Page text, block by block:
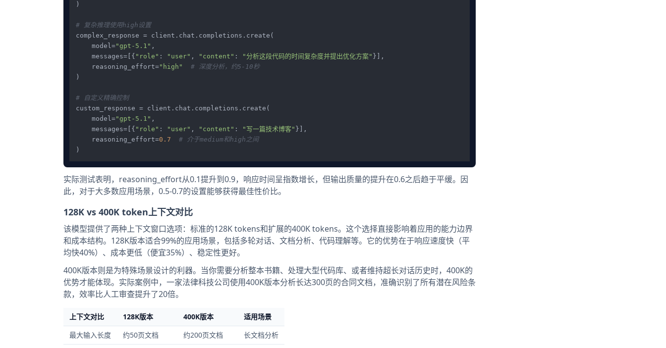
)
# 复杂推理使用high设置
complex_response = client.chat.completions.create(
    model=
"gpt-5.1" ,
    messages=[{
"role" : "user" , "content" : "分析这段代码的时间复杂度并提出优化方案" }],
    reasoning_effort=
"high"
# 深度分析，约5-10秒
)
# 自定义精确控制
custom_response = client.chat.completions.create(
    model=
"gpt-5.1" ,
    messages=[{
"role" : "user" , "content" : "写一篇技术博客" }],
    reasoning_effort=
0.7
# 介于medium和high之间
实际测试表明，reasoning_effort从0.1提升到0.9，响应时间呈指数增长，但输出质量的提升在0.6之后趋于平缓。因
此，对于大多数应用场景，0.5-0.7的设置能够获得最佳性价比。
128K vs 400K token上下文对比
该模型提供了两种上下文窗口选项：标准的128K tokens和扩展的400K tokens。这个选择直接影响着应用的能力边界
和成本结构。128K版本适合99%的应用场景，包括多轮对话、文档分析、代码理解等。它的优势在于响应速度快（平
均快40%）、成本更低（便宜35%）、稳定性更好。
400K版本则是为特殊场景设计的利器。当你需要分析整本书籍、处理大型代码库、或者维持超长对话历史时，400K的
优势才能体现。实际案例中，一家法律科技公司使用400K版本分析长达300页的合同文档，准确识别了所有潜在风险条
款，效率比人工审查提升了20倍。
上下文对比 128K版本 400K版本
适用场景
最大输入长度
约50页文档 约200页文档 长文档分析